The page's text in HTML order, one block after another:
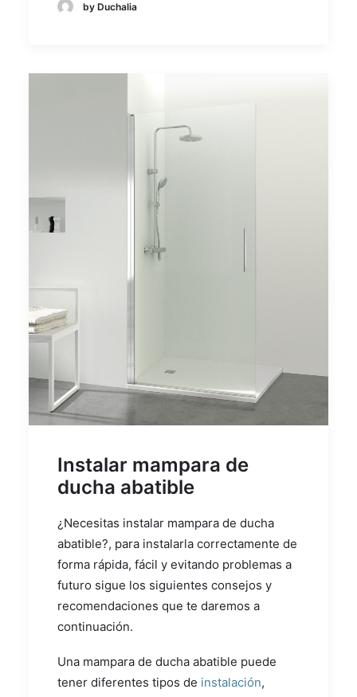
by Duchalia
Instalar mampara de
ducha abatible
¿Necesitas instalar mampara de ducha
abatible?, para instalarla correctamente de
forma rápida, fácil y evitando problemas a
futuro sigue los siguientes consejos y
recomendaciones que te daremos a
continuación.
Una mampara de ducha abatible puede
tener diferentes tipos de instalación,